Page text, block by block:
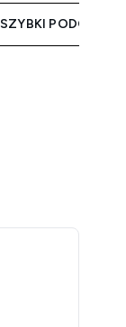
SZYBKI PODGLĄD